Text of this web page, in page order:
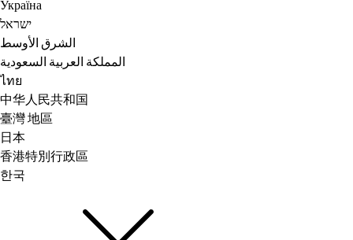
Україна
ישראל
الشرق الأوسط
المملكة العربية السعودية
ไทย
中华人民共和国
臺灣 地區
日本
香港特別行政區
한국